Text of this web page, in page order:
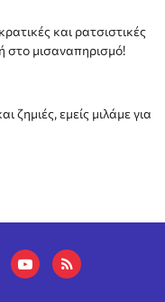
και ρατσιστικές
στο μισαναπηρισμό!
ζημιές, εμείς μιλάμε για